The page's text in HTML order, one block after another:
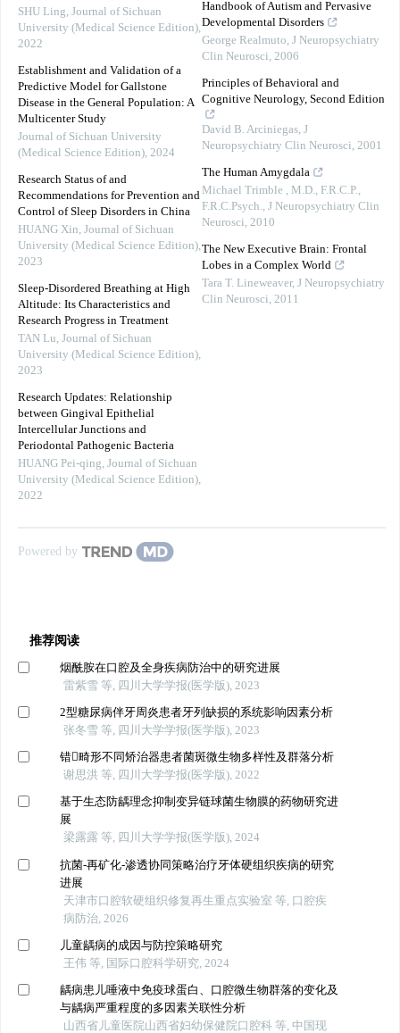
SHU Ling, Journal of Sichuan
University (Medical Science Edition),
2022
Establishment and Validation of a
Predictive Model for Gallstone
Disease in the General Population: A
Multicenter Study
Journal of Sichuan University
(Medical Science Edition), 2024
Research Status of and
Recommendations for Prevention and
Control of Sleep Disorders in China
HUANG Xin, Journal of Sichuan
University (Medical Science Edition),
2023
Sleep-Disordered Breathing at High
Altitude: Its Characteristics and
Research Progress in Treatment
TAN Lu, Journal of Sichuan
University (Medical Science Edition),
2023
Research Updates: Relationship
between Gingival Epithelial
Intercellular Junctions and
Periodontal Pathogenic Bacteria
HUANG Pei-qing, Journal of Sichuan
University (Medical Science Edition),
2022
Handbook of Autism and Pervasive
Developmental Disorders
George Realmuto, J Neuropsychiatry
Clin Neurosci, 2006
Principles of Behavioral and
Cognitive Neurology, Second Edition
David B. Arciniegas, J
Neuropsychiatry Clin Neurosci, 2001
The Human Amygdala
Michael Trimble , M.D., F.R.C.P.,
F.R.C.Psych., J Neuropsychiatry Clin
Neurosci, 2010
The New Executive Brain: Frontal
Lobes in a Complex World
Tara T. Lineweaver, J Neuropsychiatry
Clin Neurosci, 2011
Powered by
推荐阅读
烟酰胺在口腔及全身疾病防治中的研究进展
雷紫雪 等, 四川大学学报(医学版), 2023
2型糖尿病伴牙周炎患者牙列缺损的系统影响因素分析
张冬雪 等, 四川大学学报(医学版), 2023
错畸形不同矫治器患者菌斑微生物多样性及群落分析
谢思洪 等, 四川大学学报(医学版), 2022
基于生态防龋理念抑制变异链球菌生物膜的药物研究进
展
梁露露 等, 四川大学学报(医学版), 2024
抗菌-再矿化-渗透协同策略治疗牙体硬组织疾病的研究
进展
天津市口腔软硬组织修复再生重点实验室 等, 口腔疾
病防治, 2026
儿童龋病的成因与防控策略研究
王伟 等, 国际口腔科学研究, 2024
龋病患儿唾液中免疫球蛋白、口腔微生物群落的变化及
与龋病严重程度的多因素关联性分析
山西省儿童医院山西省妇幼保健院口腔科 等, 中国现